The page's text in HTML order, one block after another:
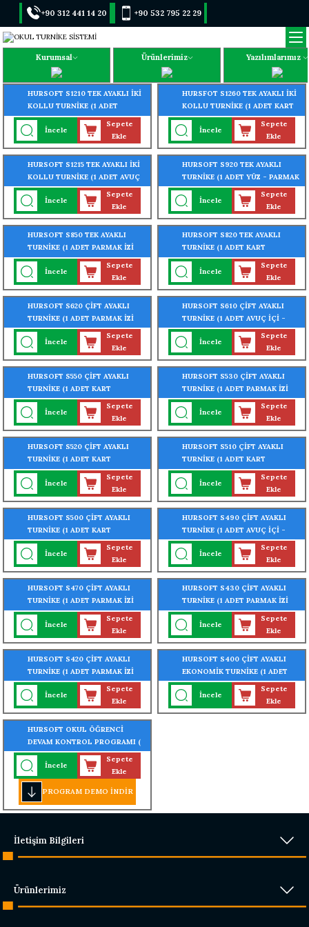
+90 312 441 14 20 +90 532 795 22 29
Kurumsal Ürünlerimiz Yazılımlarımız
HURSOFT S1210 TEK AYAKLI İKİ
KOLLU TURNİKE (1 ADET
PARMAK İZİ OKUYUCU
TURNİKEYE MONTELİ)
İncele
Sepete
Ekle
HURSFOT S1260 TEK AYAKLI İKİ
KOLLU TURNİKE (1 ADET KART
OKUYUCU TURNİKEYE
MONTELİ)
İncele
Sepete
Ekle
HURSOFT S1215 TEK AYAKLI İKİ
KOLLU TURNİKE (1 ADET AVUÇ
İÇİ - PARMAK İZİ OKUYUCU
TURNİKEYE MONTELİ)
İncele
Sepete
Ekle
HURSOFT S920 TEK AYAKLI
TURNİKE (1 ADET YÜZ - PARMAK
İZİ OKUYUCU TURNİKEYE
MONTELİ)
İncele
Sepete
Ekle
HURSOFT S850 TEK AYAKLI
TURNİKE (1 ADET PARMAK İZİ
OKUYUCU TURNİKEYE
MONTELİ)
İncele
Sepete
Ekle
HURSOFT S820 TEK AYAKLI
TURNİKE (1 ADET KART
OKUYUCU TURNİKEYE
MONTELİ)
İncele
Sepete
Ekle
HURSOFT S620 ÇİFT AYAKLI
TURNİKE (1 ADET PARMAK İZİ
OKUYUCU TURNİKEYE
MONTELİ)
İncele
Sepete
Ekle
HURSOFT S610 ÇİFT AYAKLI
TURNİKE (1 ADET AVUÇ İÇİ -
YÜZ - PARMAK İZİ OKUYUCU
TURNİKEYE MONTELİ)
İncele
Sepete
Ekle
HURSOFT S550 ÇİFT AYAKLI
TURNİKE (1 ADET KART
OKUYUCU TURNİKEYE
MONTELİ)
İncele
Sepete
Ekle
HURSOFT S530 ÇİFT AYAKLI
TURNİKE (1 ADET PARMAK İZİ
OKUYUCU TURNİKEYE
MONTELİ)
İncele
Sepete
Ekle
HURSOFT S520 ÇİFT AYAKLI
TURNİKE (1 ADET KART
OKUYUCU TURNİKEYE
MONTELİ)
İncele
Sepete
Ekle
HURSOFT S510 ÇİFT AYAKLI
TURNİKE (1 ADET KART
OKUYUCU TURNİKEYE
MONTELİ)
İncele
Sepete
Ekle
HURSOFT S500 ÇİFT AYAKLI
TURNİKE (1 ADET KART
OKUYUCU TURNİKEYE
MONTELİ)
İncele
Sepete
Ekle
HURSOFT S490 ÇİFT AYAKLI
TURNİKE (1 ADET AVUÇ İÇİ -
PARMAK İZİ OKUYUCU
TURNİKEYE MONTELİ)
İncele
Sepete
Ekle
HURSOFT S470 ÇİFT AYAKLI
TURNİKE (1 ADET PARMAK İZİ
OKUYUCU TURNİKEYE
MONTELİ)
İncele
Sepete
Ekle
HURSOFT S430 ÇİFT AYAKLI
TURNİKE (1 ADET PARMAK İZİ
OKUYUCU TURNİKEYE
MONTELİ)
İncele
Sepete
Ekle
HURSOFT S420 ÇİFT AYAKLI
TURNİKE (1 ADET PARMAK İZİ
OKUYUCU TURNİKEYE
MONTELİ)
İncele
Sepete
Ekle
HURSOFT S400 ÇİFT AYAKLI
EKONOMİK TURNİKE (1 ADET
PARMAK İZİ OKUYUCU
TURNİKEYE MONTELİ)
İncele
Sepete
Ekle
HURSOFT OKUL ÖĞRENCİ
DEVAM KONTROL PROGRAMI (
PARMAK İZİ - KARTLI - YÜZ
TANIMALI - TURNİKE GEÇİŞ
SİSTEMLİ)
İncele
Sepete
Ekle
PROGRAM DEMO İNDİR
İletişim Bilgileri
Ürünlerimiz